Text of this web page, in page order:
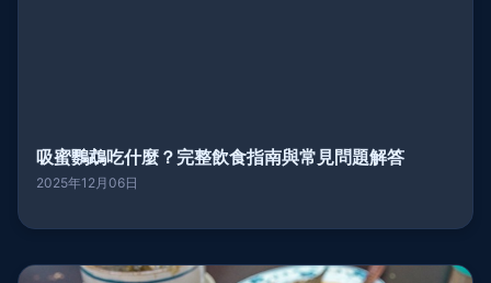
吸蜜鸚鵡吃什麼？完整飲食指南與常見問題解答
2025年12月06日